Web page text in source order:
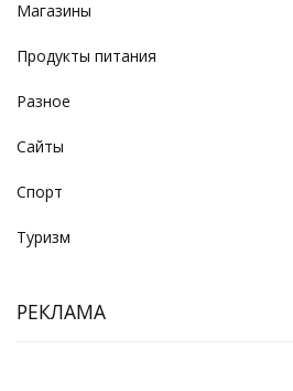
Магазины
Продукты питания
Разное
Сайты
Спорт
Туризм
РЕКЛАМА